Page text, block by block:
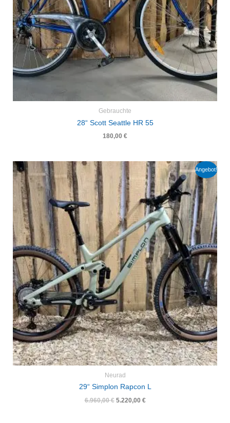
Gebrauchte
28“ Scott Seattle HR 55
180,00 €
Angebot!
Neurad
29“ Simplon Rapcon L
6.960,00€
Ursprünglicher
Preis
war:
6.960,00 €
5.220,00 €
Aktueller
Preis
ist:
5.220,00 €.